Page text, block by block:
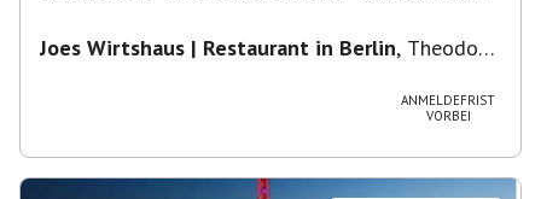
Joes Wirtshaus | Restaurant in Berlin, Theodor-
ANMELDEFRIST
VORBEI